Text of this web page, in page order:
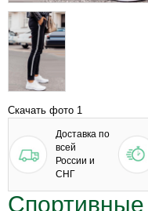
Скачать фото 1
Доставка по
всей
России и
СНГ